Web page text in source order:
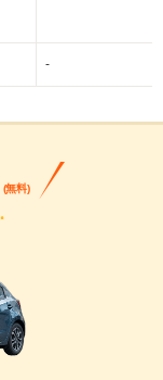
-
(無料)